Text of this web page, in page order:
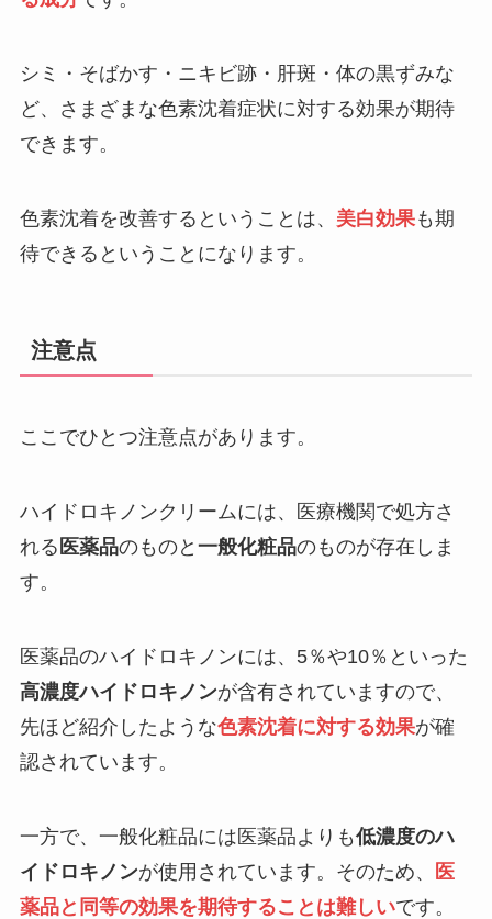
シミ・そばかす・ニキビ跡・肝斑・体の黒ずみな
ど、さまざまな色素沈着症状に対する効果が期待
できます。
色素沈着を改善するということは、 美白効果も期
待できるということになります。
注意点
ここでひとつ注意点があります。
ハイドロキノンクリームには、医療機関で処方さ
れる 医薬品のものと 一般化粧品のものが存在しま
す。
医薬品のハイドロキノンには、5％や10％といった
高濃度ハイドロキノンが含有されていますので、
先ほど紹介したような色素沈着に対する効果が確
認されています。
一方で、一般化粧品には医薬品よりも低濃度のハ
イドロキノンが使用されています。そのため、
医
薬品と同等の効果を期待することは難しいです。